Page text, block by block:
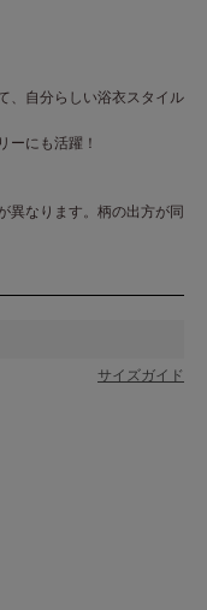
、自分らしい浴衣スタイル
ーにも活躍！
異なります。柄の出方が同
サイズガイド